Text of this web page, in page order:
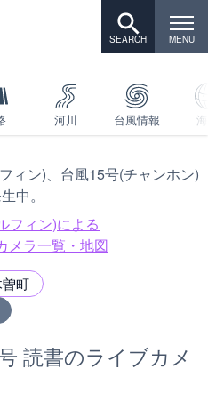
河川 台風情報
ィン)、台風15号(チャンホン)
中。
フィン)による
メラ一覧・地図
町
読書のライブカメ